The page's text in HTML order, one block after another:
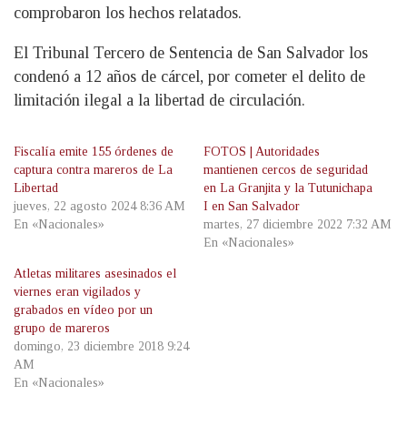
comprobaron los hechos relatados.
El Tribunal Tercero de Sentencia de San Salvador los
condenó a 12 años de cárcel, por cometer el delito de
limitación ilegal a la libertad de circulación.
Fiscalía emite 155 órdenes de
captura contra mareros de La
Libertad
jueves, 22 agosto 2024 8:36 AM
En «Nacionales»
FOTOS | Autoridades
mantienen cercos de seguridad
en La Granjita y la Tutunichapa
I en San Salvador
martes, 27 diciembre 2022 7:32 AM
En «Nacionales»
Atletas militares asesinados el
viernes eran vigilados y
grabados en vídeo por un
grupo de mareros
domingo, 23 diciembre 2018 9:24
AM
En «Nacionales»